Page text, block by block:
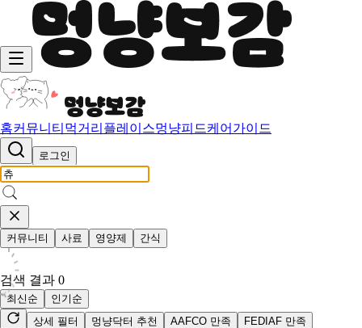
홈커뮤니티 먹거리 플레이스멍냥피드케어가이드
로그인
커뮤니티 사료 영양제 간식
검색 결과 0
최신순
인기순
상세 필터
멍냥닥터 추천 AAFCO 만족
FEDIAF 만족